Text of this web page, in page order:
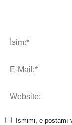
Ismimi, e-postamı